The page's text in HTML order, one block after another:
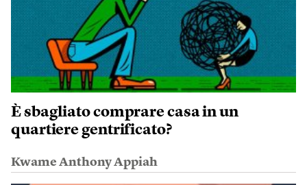
È sbagliato comprare casa in un
quartiere gentrificato?
Kwame Anthony Appiah